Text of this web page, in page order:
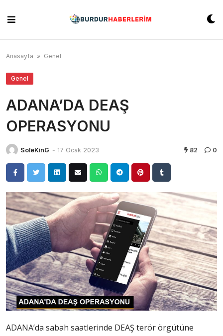
content
Anasayfa » Genel
Genel
ADANA’DA DEAŞ
OPERASYONU
SoleKinG - 17 Ocak 2023 82 0
ADANA’da sabah saatlerinde DEAŞ terör örgütüne